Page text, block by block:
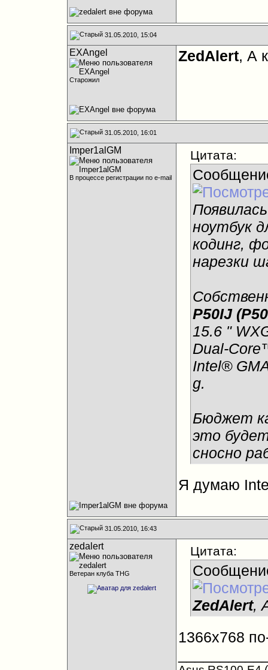
31.05.2010, 15:04
EXAngel
Старожил
ZedAlert, А
31.05.2010, 16:01
Imper1alGM
В процессе регистрации по e-mail
Цитата:
ноутбук
кодинг,
нарезки
P50IJ
15.6 "
Dual-
Intel®
g.
Бюджет
это
сносно
Я думаю
31.05.2010, 16:43
zedalert
Ветеран клуба THG
Цитата:
ZedAlert,
1366х768